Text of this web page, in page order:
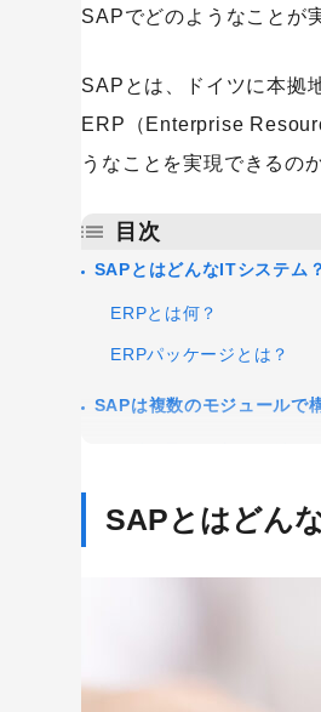
SAPでどのようなことが
SAPとは、ドイツに本拠
ERP（Enterprise
うなことを実現できるの
目次
SAPとはどんなITシステム？
ERPとは何？
ERPパッケージとは？
SAPは複数のモジュールで
人事モジュール
SAPを導入するメリットは
SAPとはどん